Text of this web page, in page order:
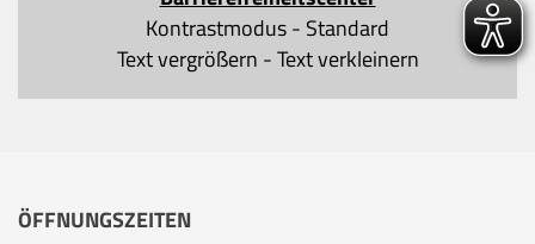
Kontrastmodus- Standard
Text vergrößern -Text verkleinern
ÖFFNUNGSZEITEN